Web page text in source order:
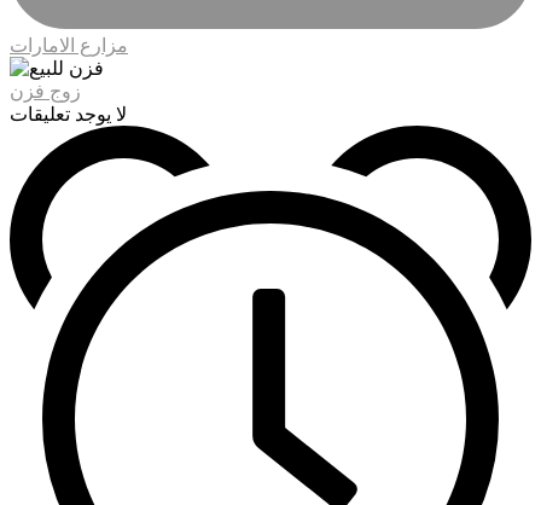
مزارع الامارات
زوج فزن
لا يوجد تعليقات